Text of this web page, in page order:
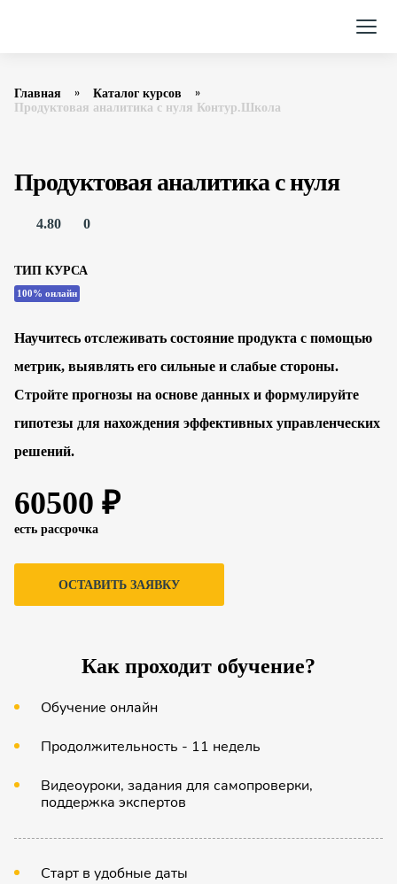
Главная
Каталог курсов
Продуктовая аналитика с нуля Контур.Школа
Продуктовая аналитика с нуля
4.80 0
ТИП КУРСА
100% онлайн
Научитесь отслеживать состояние продукта с помощью
метрик, выявлять его сильные и слабые стороны.
Стройте прогнозы на основе данных и формулируйте
гипотезы для нахождения эффективных управленческих
решений.
60500 ₽
есть рассрочка
ОСТАВИТЬ ЗАЯВКУ
Как проходит обучение?
Обучение онлайн
Продолжительность - 11 недель
Видеоуроки, задания для самопроверки,
поддержка экспертов
Старт в удобные даты